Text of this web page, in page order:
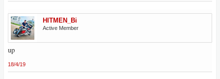
HITMEN_Bi
Active Member
up
18/4/19